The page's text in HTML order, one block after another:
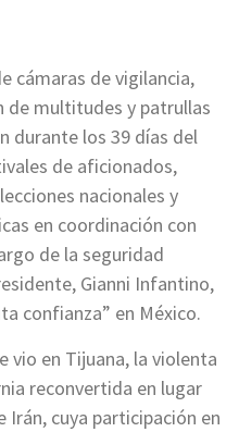
cámaras de vigilancia,
de multitudes y patrullas
durante los 39 días del
de aficionados,
nacionales y
en coordinación con
de la seguridad
Gianni Infantino,
confianza” en México.
vio en Tijuana, la violenta
reconvertida en lugar
Irán, cuya participación en